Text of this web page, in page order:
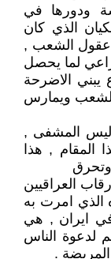
ودورها في
الذي كان
عقول الشعب ,
لما يحصل
يبني الاضرحة
الشعب ويمارس
المشفى ,
المقام , هذا
وتحرق
العراقيين
الذي امرت به
ايران , هي
لدعوة الناس
.